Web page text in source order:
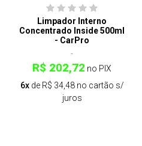
Limpador Interno
Concentrado Inside 500ml
- CarPro
R$ 202,72 no PIX
6xde R$ 34,48 no cartão s/
juros